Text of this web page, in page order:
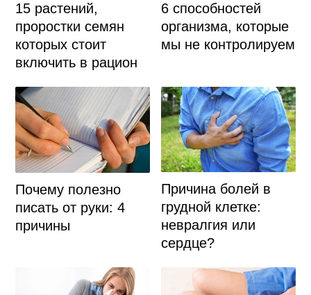
15 растений,
проростки семян
которых стоит
включить в рацион
6 способностей
организма, которые
мы не контролируем
Почему полезно
писать от руки: 4
причины
Причина болей в
грудной клетке:
невралгия или
сердце?